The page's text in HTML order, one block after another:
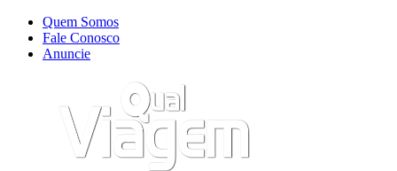
Quem Somos
Fale Conosco
Anuncie